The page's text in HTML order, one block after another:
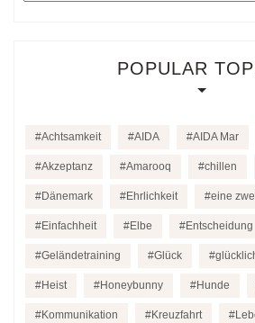
POPULAR
Achtsamkeit AIDA AIDA Mar
Akzeptanz Amarooq chillen
Dänemark Ehrlichkeit eine
Einfachheit Elbe Entscheidung
Geländetraining Glück
Heist Honeybunny Hunde
Kommunikation Kreuzfahrt